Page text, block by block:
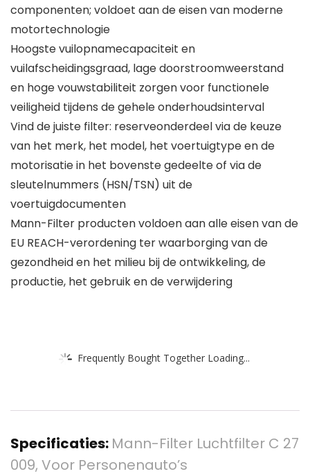
componenten; voldoet aan de eisen van moderne
motortechnologie
Hoogste vuilopnamecapaciteit en
vuilafscheidingsgraad, lage doorstroomweerstand
en hoge vouwstabiliteit zorgen voor functionele
veiligheid tijdens de gehele onderhoudsinterval
Vind de juiste filter: reserveonderdeel via de keuze
van het merk, het model, het voertuigtype en de
motorisatie in het bovenste gedeelte of via de
sleutelnummers (HSN/TSN) uit de
voertuigdocumenten
Mann-Filter producten voldoen aan alle eisen van de
EU REACH-verordening ter waarborging van de
gezondheid en het milieu bij de ontwikkeling, de
productie, het gebruik en de verwijdering
Frequently Bought Together Loading...
Specificaties: Mann-Filter Luchtfilter C 27
009, Voor Personenauto’s